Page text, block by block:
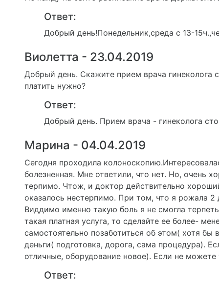
Ответ:
Добрый день!Понедельник,среда с 13-
Виолетта - 23.04.2019
Добрый день. Скажите прием врача гинеколога
платить нужно?
Ответ:
Добрый день. Прием врача - гинеколога
Марина - 04.04.2019
Сегодня проходила
болезненная. Мне ответили, что нет. Но, очень
терпимо. Чтож, и доктор действительно
оказалось нестерпимо. При том, что я рожала
Виддимо именно такую боль я не смогла
такая платная услуга, то сделайте ее более-
самостоятельно позаботиться об этом( хотя
деньги( подготовка, дорога, сама процедура).
отличные, оборудование новое). Если не
Ответ: